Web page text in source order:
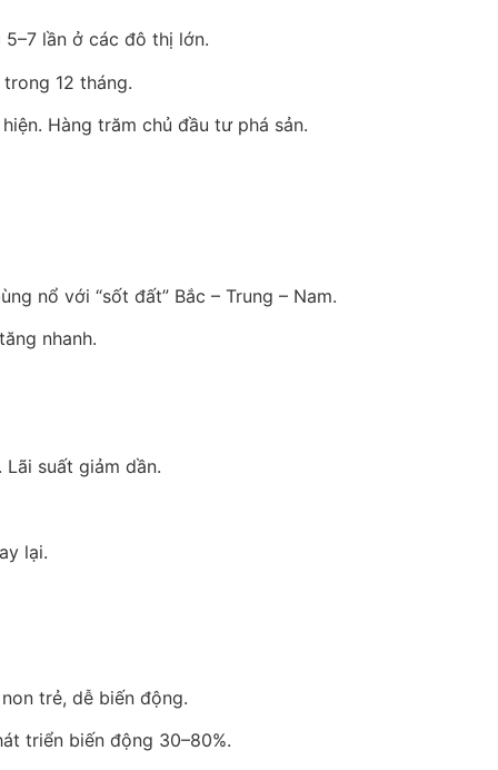
5–7 lần ở các đô thị lớn.
12 tháng.
Hàng trăm chủ đầu tư phá sản.
nổ với “sốt đất” Bắc – Trung – Nam.
nhanh.
suất giảm dần.
lại.
trẻ, dễ biến động.
triển biến động 30–80%.